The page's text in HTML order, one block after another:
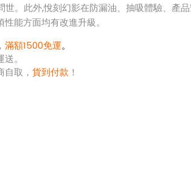
世。此外,悅刻幻影在防漏油、抽吸體驗、產
能方面均有改進升級。
滿額1500免運。
。
取， 貨到付款 ！